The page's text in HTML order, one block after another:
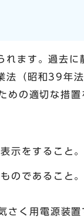
ます。過去に
法（昭和39年
の適切な措置
示をすること。
のであること。
さく用電源装